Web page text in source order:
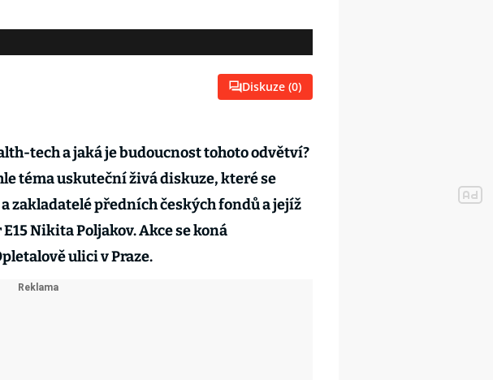
Diskuze (0)
tech a jaká je budoucnost tohoto odvětví?
téma uskuteční živá diskuze, které se
zakladatelé předních českých fondů a jejíž
Nikita Poljakov. Akce se koná
ulici v Praze.